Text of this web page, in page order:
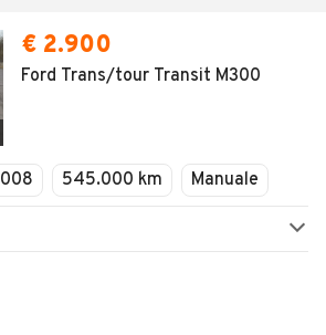
€ 2.900
Ford Trans/tour Transit M300
545.000 km Manuale